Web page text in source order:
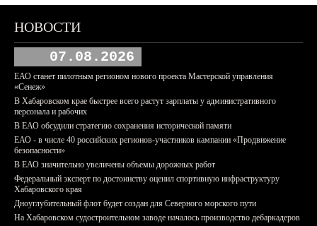
НОВОСТИ
07.08.2026
ЕАО станет пилотным регионом нового проекта Мастерской управления
«Сенеж»
В Хабаровском крае быстрее всего растут зарплаты у административного
персонала и рабочих
В ЕАО обсудили стратегию сохранения исторической памяти
ЕАО - в числе 40 российских регионов-участников кампании «Продвижение
безопасности»
В ЕАО значительно увеличены объемы дорожных работ
Федеральный эксперт по достоинству оценил спортивную инфраструктуру
Хабаровского края
Дноуглубительный флот будет создан для Северного морского пути
На Хабаровском судостроительном заводе началось производство дебаркадеров